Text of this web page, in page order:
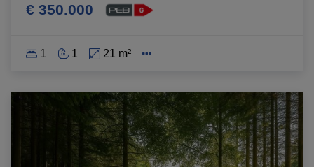
€ 350.000
1 1 21 m²